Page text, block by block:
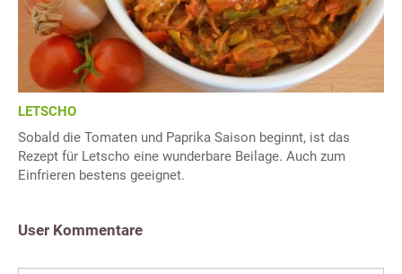
LETSCHO
Sobald die Tomaten und Paprika Saison beginnt, ist das
Rezept für Letscho eine wunderbare Beilage. Auch zum
Einfrieren bestens geeignet.
User Kommentare